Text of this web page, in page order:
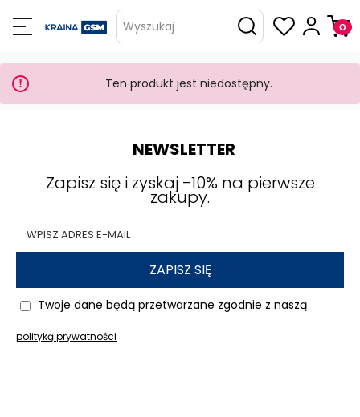
Wyszukaj
Ten produkt jest niedostępny.
NEWSLETTER
Zapisz się i zyskaj -10% na pierwsze
zakupy.
ZAPISZ SIĘ
Twoje dane będą przetwarzane zgodnie z naszą
polityką prywatności